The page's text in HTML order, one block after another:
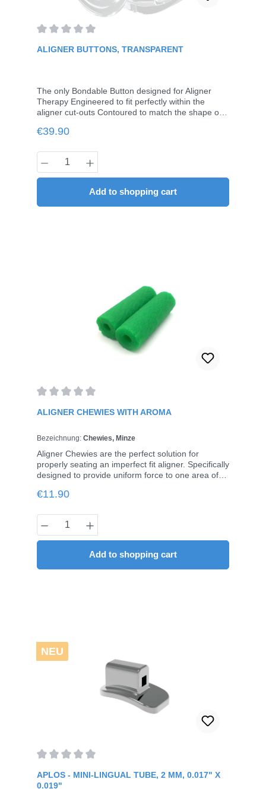
ALIGNER BUTTONS, TRANSPARENT
The only Bondable Button designed for Aligner
Therapy Engineered to fit perfectly within the
aligner cut-outs Contoured to match the shape of
base to slide slightly under tray and prevent gum
center of tooth.10 pieces / pack
Regular price:
€39.90
Product Quantity: Enter the desired
Add to shopping cart
ALIGNER CHEWIES WITH AROMA
Bezeichnung: Chewies, Minze
Aligner Chewies are the perfect solution for
properly seating an imperfect fit aligner. Specifically
designed to provide uniform force to one area of
alternative to cotton rolls. Available in Pack of 20
Regular price:
€11.90
Product Quantity: Enter the desired
Add to shopping cart
NEU
APLOS - MINI-LINGUAL TUBE, 2 MM, 0.017" X
0.019"